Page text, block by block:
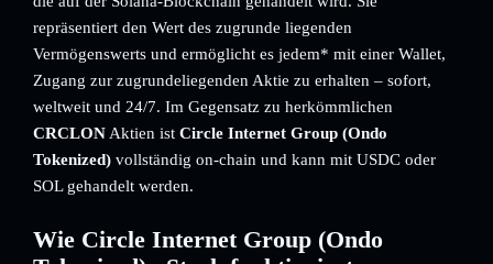
repräsentiert den Wert des zugrunde liegenden
Vermögenswerts und ermöglicht es jedem* mit einer Wallet,
Zugang zur zugrundeliegenden Aktie zu erhalten – sofort,
weltweit und 24/7. Im Gegensatz zu herkömmlichen
CRCLON Aktien ist Circle Internet Group (Ondo
Tokenized) vollständig on-chain und kann mit USDC oder
SOL gehandelt werden.
Wie Circle Internet Group (Ondo